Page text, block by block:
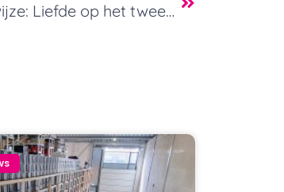
Verpakkingswijze: Liefde op het tweede gezicht! Sipack Surprising People